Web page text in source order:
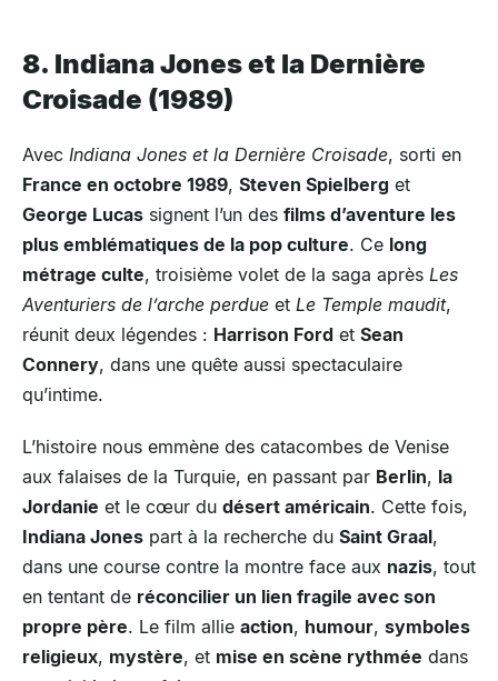
8. Indiana Jones et la Dernière
Croisade (1989)
Avec Indiana Jones et la Dernière Croisade, sorti en
France en octobre 1989, Steven Spielberg et
George Lucas signent l’un des films d’aventure les
plus emblématiques de la pop culture. Ce long
métrage culte, troisième volet de la saga après Les
Aventuriers de l’arche perdue et Le Temple maudit,
réunit deux légendes : Harrison Ford et Sean
Connery, dans une quête aussi spectaculaire
qu’intime.
L’histoire nous emmène des catacombes de Venise
aux falaises de la Turquie, en passant par Berlin, la
Jordanie et le cœur du désert américain. Cette fois,
Indiana Jones part à la recherche du Saint Graal,
dans une course contre la montre face aux nazis, tout
en tentant de réconcilier un lien fragile avec son
propre père. Le film allie action, humour, symboles
religieux, mystère, et mise en scène rythmée dans